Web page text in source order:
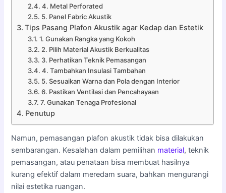
4. Metal Perforated
5. Panel Fabric Akustik
Tips Pasang Plafon Akustik agar Kedap dan Estetik
1. Gunakan Rangka yang Kokoh
2. Pilih Material Akustik Berkualitas
3. Perhatikan Teknik Pemasangan
4. Tambahkan Insulasi Tambahan
5. Sesuaikan Warna dan Pola dengan Interior
6. Pastikan Ventilasi dan Pencahayaan
7. Gunakan Tenaga Profesional
Penutup
Namun, pemasangan plafon akustik tidak bisa dilakukan
sembarangan. Kesalahan dalam pemilihan material, teknik
pemasangan, atau penataan bisa membuat hasilnya
kurang efektif dalam meredam suara, bahkan mengurangi
nilai estetika ruangan.